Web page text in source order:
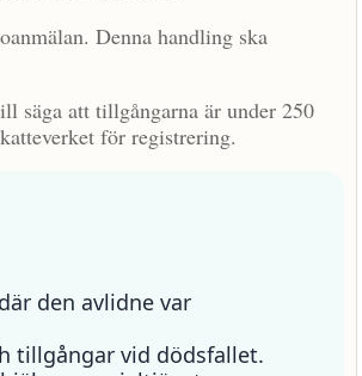
Denna handling ska
säga att tillgångarna är under 250
för registrering.
den avlidne var
tillgångar vid dödsfallet.